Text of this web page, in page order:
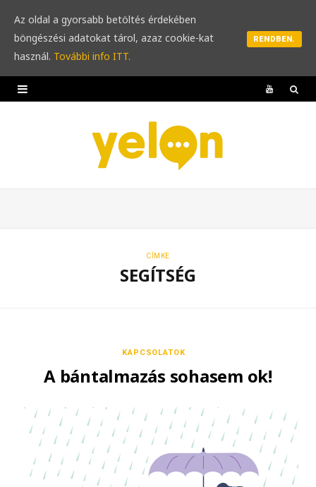
Y
u
CÍMKE
SEGÍTSÉG
KAPCSOLATOK
A bántalmazás sohasem ok!
Az oldal a gyorsabb betöltés érdekében
böngészési adatokat tárol, azaz cookie-kat
használ. További info ITT.
RENDBEN.